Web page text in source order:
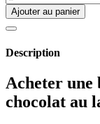
Ajouter au panier
Description
Acheter une
chocolat au